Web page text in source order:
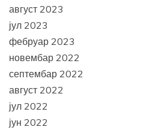
август 2023
јул 2023
фебруар 2023
новембар 2022
септембар 2022
август 2022
јул 2022
јун 2022